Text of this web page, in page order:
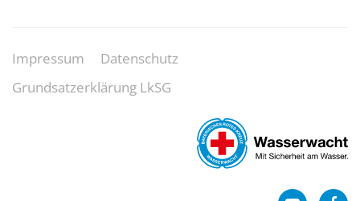
Impressum
Datenschutz
Grundsatzerklärung LkSG